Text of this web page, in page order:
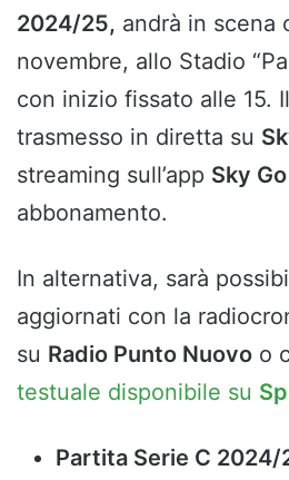
2024/25, andrà in scena
novembre, allo Stadio
con inizio fissato alle 15.
trasmesso in diretta su
streaming sull’app Sky Go
abbonamento.
In alternativa, sarà
aggiornati con la
su Radio Punto Nuovo o
testuale disponibile su
Partita Serie C 2024/